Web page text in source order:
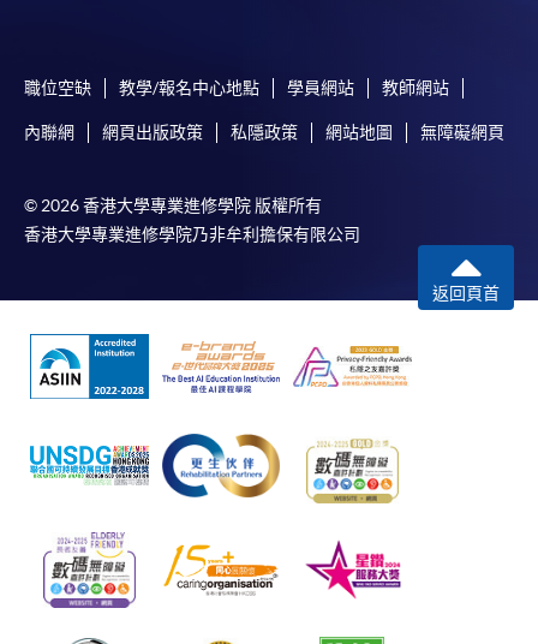
職位空缺 教學/報名中心地點 學員網站 教師網站
內聯網 網頁出版政策 私隱政策 網站地圖 無障礙網頁
© 2026 香港大學專業進修學院 版權所有
香港大學專業進修學院乃非牟利擔保有限公司
返回頁首